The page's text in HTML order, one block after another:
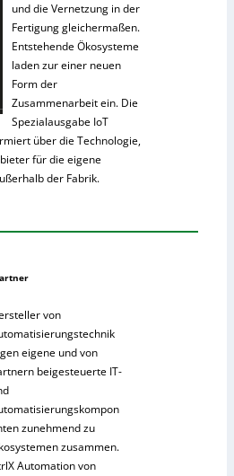
und die Vernetzung in der
Fertigung gleichermaßen.
Entstehende Ökosysteme
laden zur einer neuen
Form der
Zusammenarbeit ein. Die
Spezialausgabe IoT
über die Technologie,
für die eigene
der Fabrik.
von
eigene und von
beigesteuerte IT-
zunehmend zu
zusammen.
Automation von